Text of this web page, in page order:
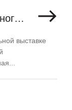
выставке